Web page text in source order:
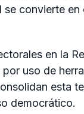
convierte
en la
uso de
esta
democrático.